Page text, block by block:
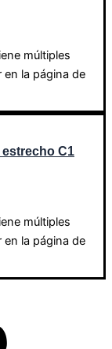
múltiples
en la página de
C1
múltiples
en la página de